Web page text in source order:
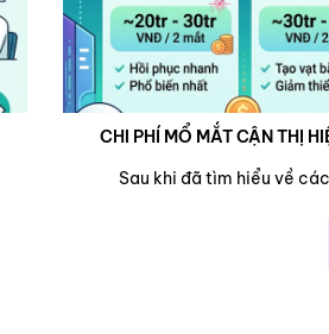
CHI PHÍ MỔ MẮT CẬN THỊ
Sau khi đã tìm hiểu về